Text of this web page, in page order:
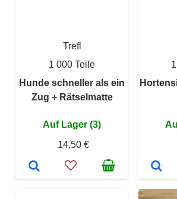
Trefl
1 000 Teile
Hunde schneller als ein
Zug + Rätselmatte
Auf Lager (3)
14,50 €